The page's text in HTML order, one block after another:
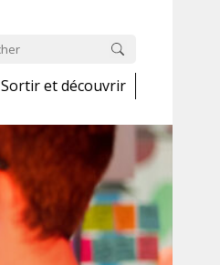
Sortir et découvrir